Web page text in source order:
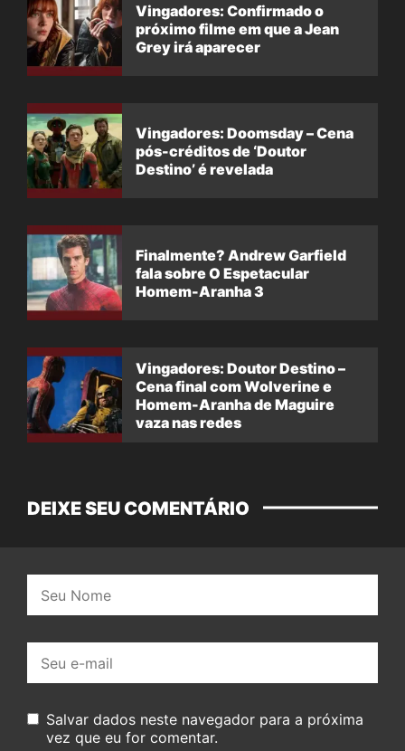
Vingadores: Confirmado o
próximo filme em que a Jean
Grey irá aparecer
Vingadores: Doomsday – Cena
pós-créditos de ‘Doutor
Destino’ é revelada
Finalmente? Andrew Garfield
fala sobre O Espetacular
Homem-Aranha 3
Vingadores: Doutor Destino –
Cena final com Wolverine e
Homem-Aranha de Maguire
vaza nas redes
DEIXE SEU COMENTÁRIO
mail:
Salvar dados neste navegador para a próxima
vez que eu for comentar.